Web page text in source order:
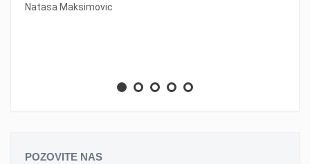
Natasa Maksimovic
POZOVITE NAS